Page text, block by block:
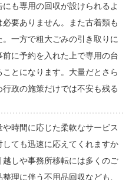
も専用の回収が設けられるよ
要ありません。また古着類も
一方で粗大ごみの引き取りに
に予約を入れた上で専用の台
とになります。大量だとさら
政の施策だけでは不安も残る
時間に応じた柔軟なサービス
ても迅速に応えてくれますか
しや事務所移転には多くのご
理に伴う不用品回収なども、